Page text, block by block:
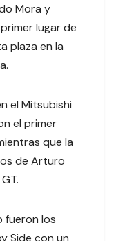
Mora y
lugar de
plaza en la
el Mitsubishi
el primer
que la
de Arturo
fueron los
Side con un